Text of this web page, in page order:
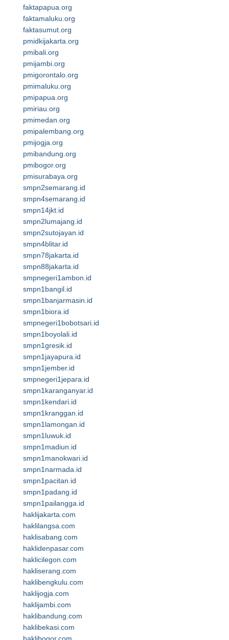
faktapapua.org
faktamaluku.org
faktasumut.org
pmidkijakarta.org
pmibali.org
pmijambi.org
pmigorontalo.org
pmimaluku.org
pmipapua.org
pmiriau.org
pmimedan.org
pmipalembang.org
pmijogja.org
pmibandung.org
pmibogor.org
pmisurabaya.org
smpn2semarang.id
smpn4semarang.id
smpn14jkt.id
smpn2lumajang.id
smpn2sutojayan.id
smpn4blitar.id
smpn78jakarta.id
smpn88jakarta.id
smpnegeri1ambon.id
smpn1bangil.id
smpn1banjarmasin.id
smpn1biora.id
smpnegeri1bobotsari.id
smpn1boyolali.id
smpn1gresik.id
smpn1jayapura.id
smpn1jember.id
smpnegeri1jepara.id
smpn1karanganyar.id
smpn1kendari.id
smpn1kranggan.id
smpn1lamongan.id
smpn1luwuk.id
smpn1madiun.id
smpn1manokwari.id
smpn1narmada.id
smpn1pacitan.id
smpn1padang.id
smpn1pailangga.id
haklijakarta.com
haklilangsa.com
haklisabang.com
haklidenpasar.com
haklicilegon.com
hakliserang.com
haklibengkulu.com
haklijogja.com
haklijambi.com
haklibandung.com
haklibekasi.com